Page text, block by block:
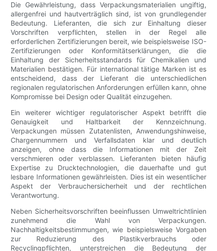
Die Gewährleistung, dass Verpackungsmaterialien ungiftig,
allergenfrei und hautverträglich sind, ist von grundlegender
Bedeutung. Lieferanten, die sich zur Einhaltung dieser
Vorschriften verpflichten, stellen in der Regel alle
erforderlichen Zertifizierungen bereit, wie beispielsweise ISO-
Zertifizierungen oder Konformitätserklärungen, die die
Einhaltung der Sicherheitsstandards für Chemikalien und
Materialien bestätigen. Für international tätige Marken ist es
entscheidend, dass der Lieferant die unterschiedlichen
regionalen regulatorischen Anforderungen erfüllen kann, ohne
Kompromisse bei Design oder Qualität einzugehen.
Ein weiterer wichtiger regulatorischer Aspekt betrifft die
Genauigkeit und Haltbarkeit der Kennzeichnung.
Verpackungen müssen Zutatenlisten, Anwendungshinweise,
Chargennummern und Verfallsdaten klar und deutlich
anzeigen, ohne dass die Informationen mit der Zeit
verschmieren oder verblassen. Lieferanten bieten häufig
Expertise zu Drucktechnologien, die dauerhafte und gut
lesbare Informationen gewährleisten. Dies ist ein wesentlicher
Aspekt der Verbrauchersicherheit und der rechtlichen
Verantwortung.
Neben Sicherheitsvorschriften beeinflussen Umweltrichtlinien
zunehmend die Wahl von Verpackungen.
Nachhaltigkeitsbestimmungen, wie beispielsweise Vorgaben
zur Reduzierung des Plastikverbrauchs oder
Recyclingpflichten, unterstreichen die Bedeutung der